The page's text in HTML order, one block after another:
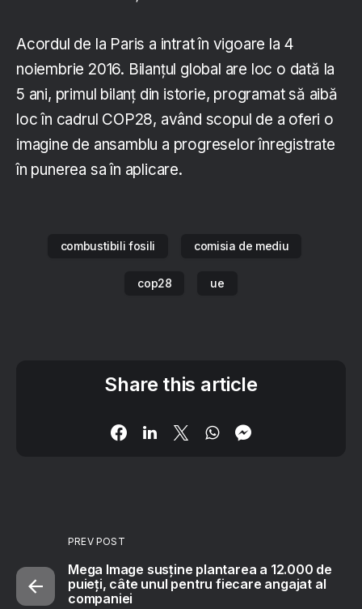
Acordul de la Paris a intrat în vigoare la 4
noiembrie 2016. Bilanțul global are loc o dată la
5 ani, primul bilanț din istorie, programat să aibă
loc în cadrul COP28, având scopul de a oferi o
imagine de ansamblu a progreselor înregistrate
în punerea sa în aplicare.
combustibili fosili comisia de mediu
cop28 ue
Share this article
PREV POST
Mega Image susține plantarea a 12.000 de
puieți, câte unul pentru fiecare angajat al
companiei